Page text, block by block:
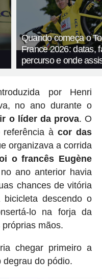
Quando começa o
France 2026: datas,
percurso e onde
por Henri
no ano durante o
o líder da prova. O
referência àcor das
organizava a corrida
o francês Eugène
ano anterior havia
chances de vitória
descendo o
lo na forja da
mãos.
chegar primeiro a
degrau do pódio.